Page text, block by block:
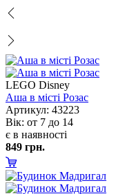
LEGO Disney
Аша в місті Розас
Артикул: 43223
ік: от 7 до 14
є в наявності
849 грн.